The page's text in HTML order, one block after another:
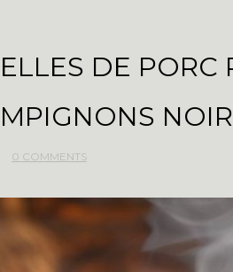
DE PORC
0 COMMENTS